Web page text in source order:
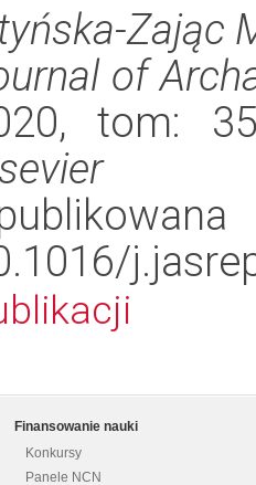
Zając
of
tom:
Finansowanie nauki
Konkursy
Panele NCN